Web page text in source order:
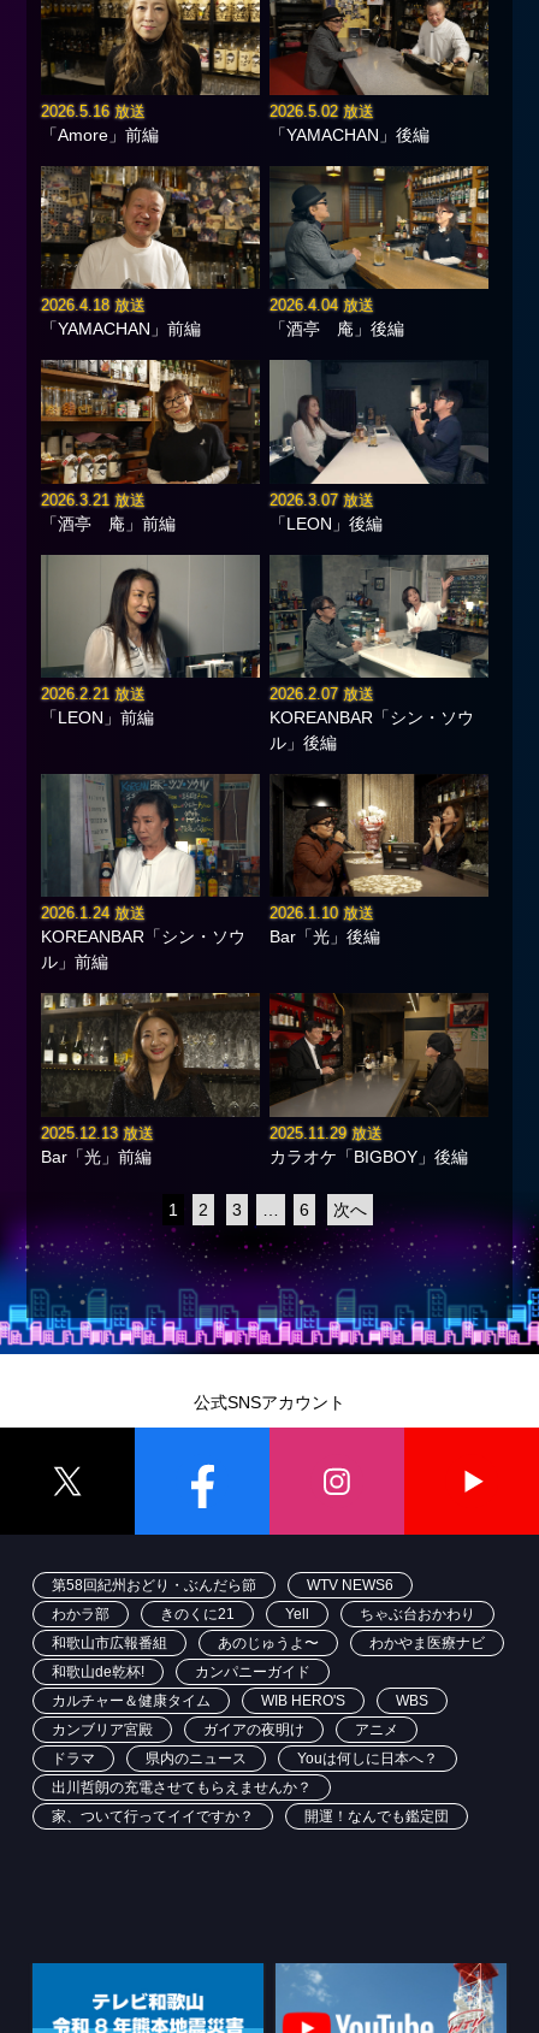
2026.5.16 放送
「Amore」前編
2026.5.02 放送
「YAMACHAN」後編
2026.4.18 放送
「YAMACHAN」前編
2026.4.04 放送
「酒亭 庵」後編
2026.3.21 放送
「酒亭 庵」前編
2026.3.07 放送
「LEON」後編
2026.2.21 放送
「LEON」前編
2026.2.07 放送
KOREANBAR「シン・ソウ
ル」後編
2026.1.24 放送
KOREANBAR「シン・ソウ
ル」前編
2026.1.10 放送
Bar「光」後編
2025.12.13 放送
Bar「光」前編
2025.11.29 放送
カラオケ「BIGBOY」後編
1 2 3 6 次へ
公式SNSアカウント
第58回紀州おどり・ぶんだら節
WTV NEWS6
わかラ部
きのくに21 Yell
ちゃぶ台おかわり
和歌山市広報番組
あのじゅうよ〜
わかやま医療ナビ
和歌山de乾杯!
カンパニーガイド
カルチャー＆健康タイム
WIB HERO'S
WBS
カンブリア宮殿
ガイアの夜明け
アニメ
ドラマ
県内のニュース
Youは何しに日本へ？
出川哲朗の充電させてもらえませんか？
家、ついて行ってイイですか？
開運！なんでも鑑定団